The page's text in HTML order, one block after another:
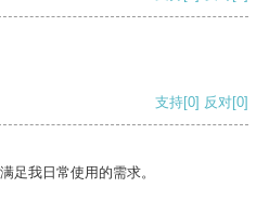
支持[0] 反对[0]
足我日常使用的需求。